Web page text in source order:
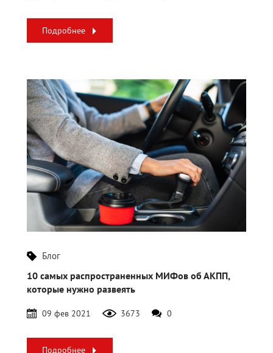
Подробнее
Блог
10 самых распространенных МИФов об АКПП,
которые нужно развеять
09 фев 2021 3673 0
Подробнее